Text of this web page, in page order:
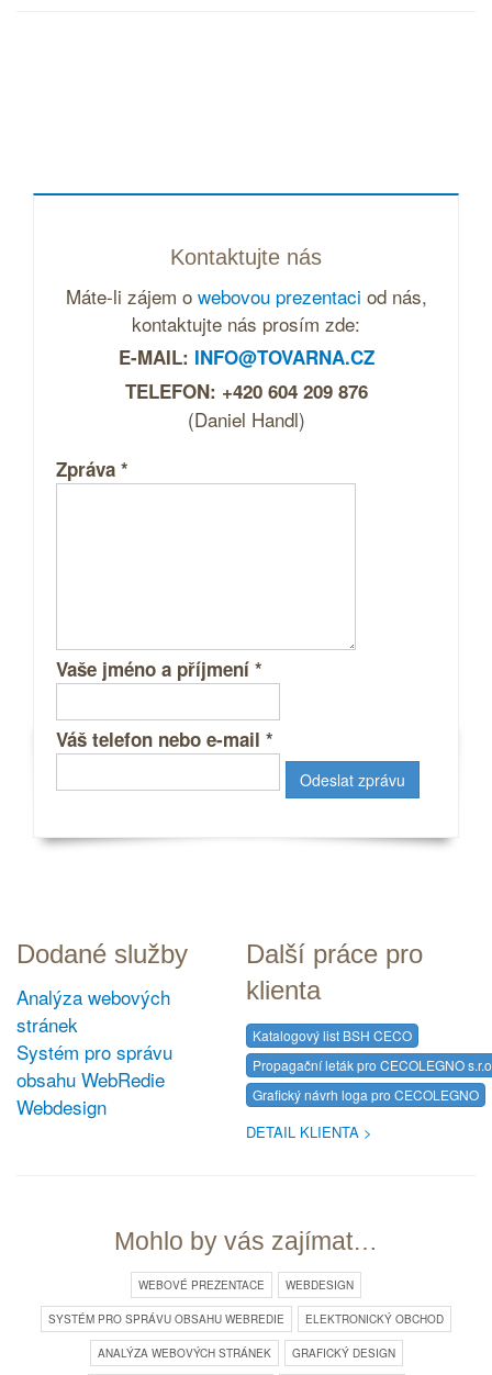
Kontaktujte nás
Máte-li zájem o webovou prezentaci od nás,
kontaktujte nás prosím zde:
E-MAIL: INFO@TOVARNA.CZ
TELEFON: +420 604 209 876
(Daniel Handl)
Zpráva *
Vaše jméno a příjmení *
Váš telefon nebo e-mail *
Dodané služby
Analýza webových
stránek
Systém pro správu
obsahu WebRedie
Webdesign
Další práce pro
klienta
Katalogový list BSH CECO
Propagační leták pro CECOLEGNO
Grafický návrh loga pro CECOLEGNO
DETAIL KLIENTA
Mohlo by vás zajímat…
WEBOVÉ PREZENTACE WEBDESIGN
SYSTÉM PRO SPRÁVU OBSAHU WEBREDIE ELEKTRONICKÝ OBCHOD
ANALÝZA WEBOVÝCH STRÁNEK GRAFICKÝ DESIGN